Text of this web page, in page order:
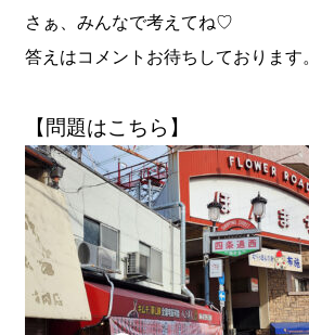
さぁ、みんなで考えてね♡
答えはコメントお待ちしております。
【問題はこちら】